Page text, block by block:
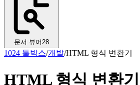
문서 뷰어28
1024 툴박스/개발/HTML 형식 변환기
HTML 형식 변환기